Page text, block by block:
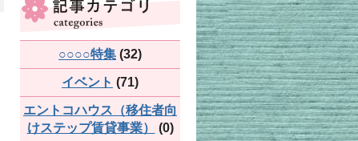
○○○○特集 (32)
イベント (71)
エントコハウス（移住者向
けステップ賃貸事業）
(0)